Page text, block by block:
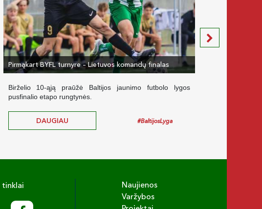
Pirmąkart BYFL turnyre – Lietuvos komandų finalas
Birželio 10-ąją praūžė Baltijos jaunimo futbolo lygos
pusfinalio etapo rungtynės.
DAUGIAU #BaltijosLyga
tinklai
Naujienos
Varžybos